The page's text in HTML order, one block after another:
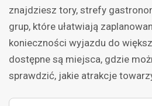
znajdziesz tory, strefy
grup, które ułatwiają
konieczności wyjazdu do
dostępne są miejsca, gdzie
sprawdzić, jakie atrakcje